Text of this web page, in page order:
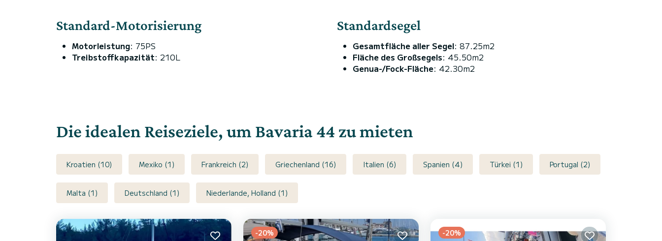
Standard-Motorisierung
Motorleistung: 75PS
Treibstoffkapazität: 210L
Standardsegel
Gesamtfläche aller Segel: 87.25m2
Fläche des Großsegels: 45.50m2
Genua-/Fock-Fläche: 42.30m2
Die idealen Reiseziele, um Bavaria 44 zu mieten
Kroatien (10) Mexiko (1) Frankreich (2) Griechenland (16) Italien (6) Spanien (4) Türkei (1) Portugal (2)
Malta (1) Deutschland (1) Niederlande, Holland (1)
-20% -20%